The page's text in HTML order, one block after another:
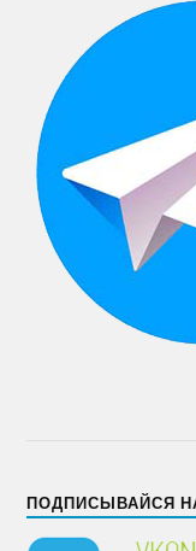
ПОДПИСЫВАЙСЯ